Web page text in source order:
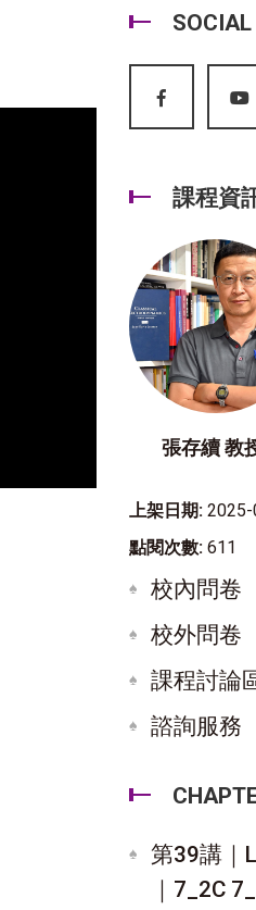
課程資
張存續 教
上架日期:
點閱次數: 611
校內問卷
校外問卷
課程討論
諮詢服務
第39講｜
｜7_2C